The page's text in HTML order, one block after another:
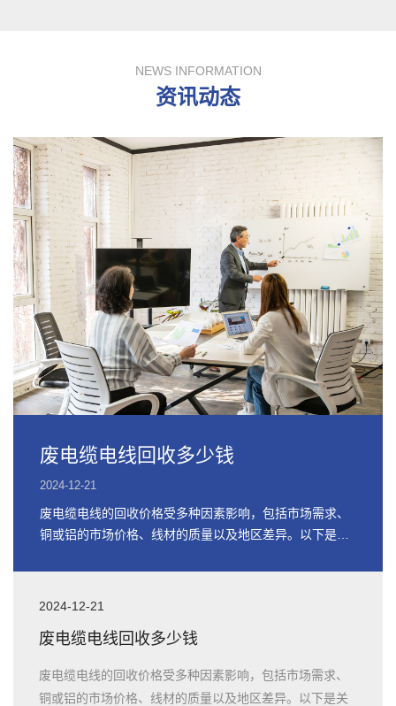
NEWS INFORMATION
资讯动态
废电缆电线回收多少钱
2024-12-21
废电缆电线的回收价格受多种因素影响，包括市场需求、
铜或铝的市场价格、线材的质量以及地区差异。以下是关
2024-12-21
废电缆电线回收多少钱
废电缆电线的回收价格受多种因素影响，包括市场需求、
铜或铝的市场价格、线材的质量以及地区差异。以下是关